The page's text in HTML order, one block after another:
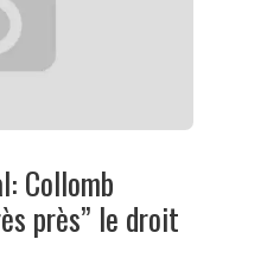
Collomb
près” le droit